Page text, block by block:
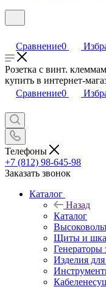
Сравнение0
Розетка с винт.
купить в интернет-
Сравнение0
Телефоны
+7 (812) 98-645-98
Заказать звонок
Каталог
Назад
Каталог
Щиты и
Генераторы
Изделия